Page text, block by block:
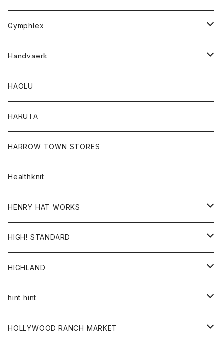
Tシャツ
Gymphlex
アウター
カーディガン
コート
トップス
シャツ
スウェット
レディース
カーディガン
コート
ボトム
パンツ
Handvaerk
トップス
Tシャツ
ロンTEE
HAOLU
HARUTA
HARROW TOWN STORES
Healthknit
HENRY HAT WORKS
帽子
HIGH! STANDARD
アウター
ジャケット
トップス
シャツ
ボトム
HIGHLAND
帽子
hint hint
ストール
HOLLYWOOD RANCH MARKET